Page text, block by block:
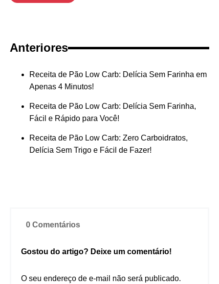
Anteriores
Receita de Pão Low Carb: Delícia Sem Farinha em
Apenas 4 Minutos!
Receita de Pão Low Carb: Delícia Sem Farinha,
Fácil e Rápido para Você!
Receita de Pão Low Carb: Zero Carboidratos,
Delícia Sem Trigo e Fácil de Fazer!
0 Comentários
Gostou do artigo? Deixe um comentário!
O seu endereço de e-mail não será publicado.